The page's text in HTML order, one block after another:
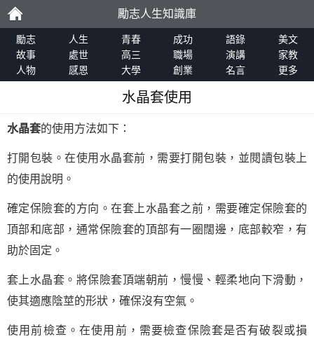
勵
志
勵志人生知識庫
勵志 人生 青春 成功 語錄
美文
故事
處世 高三 職場 演講
家教
人物
感恩 大學 創業 名言 更多
水晶套使用
水晶套的使用方法如下：
打開包裝。在使用水晶套前，需要打開包裝，並閱讀包裝上
的使用說明。
確定保險套的方向。在套上水晶套之前，需要確定保險套的
頂部和底部，通常保險套的頂部有一圈闊邊，底部較窄，有
助於固定。
套上水晶套。將保險套頂端朝前，慢慢、輕柔地向下滑動，
使其適應陰莖的形狀，確保沒有空氣。
使用前檢查。在使用前，需要檢查保險套是否有破裂或損